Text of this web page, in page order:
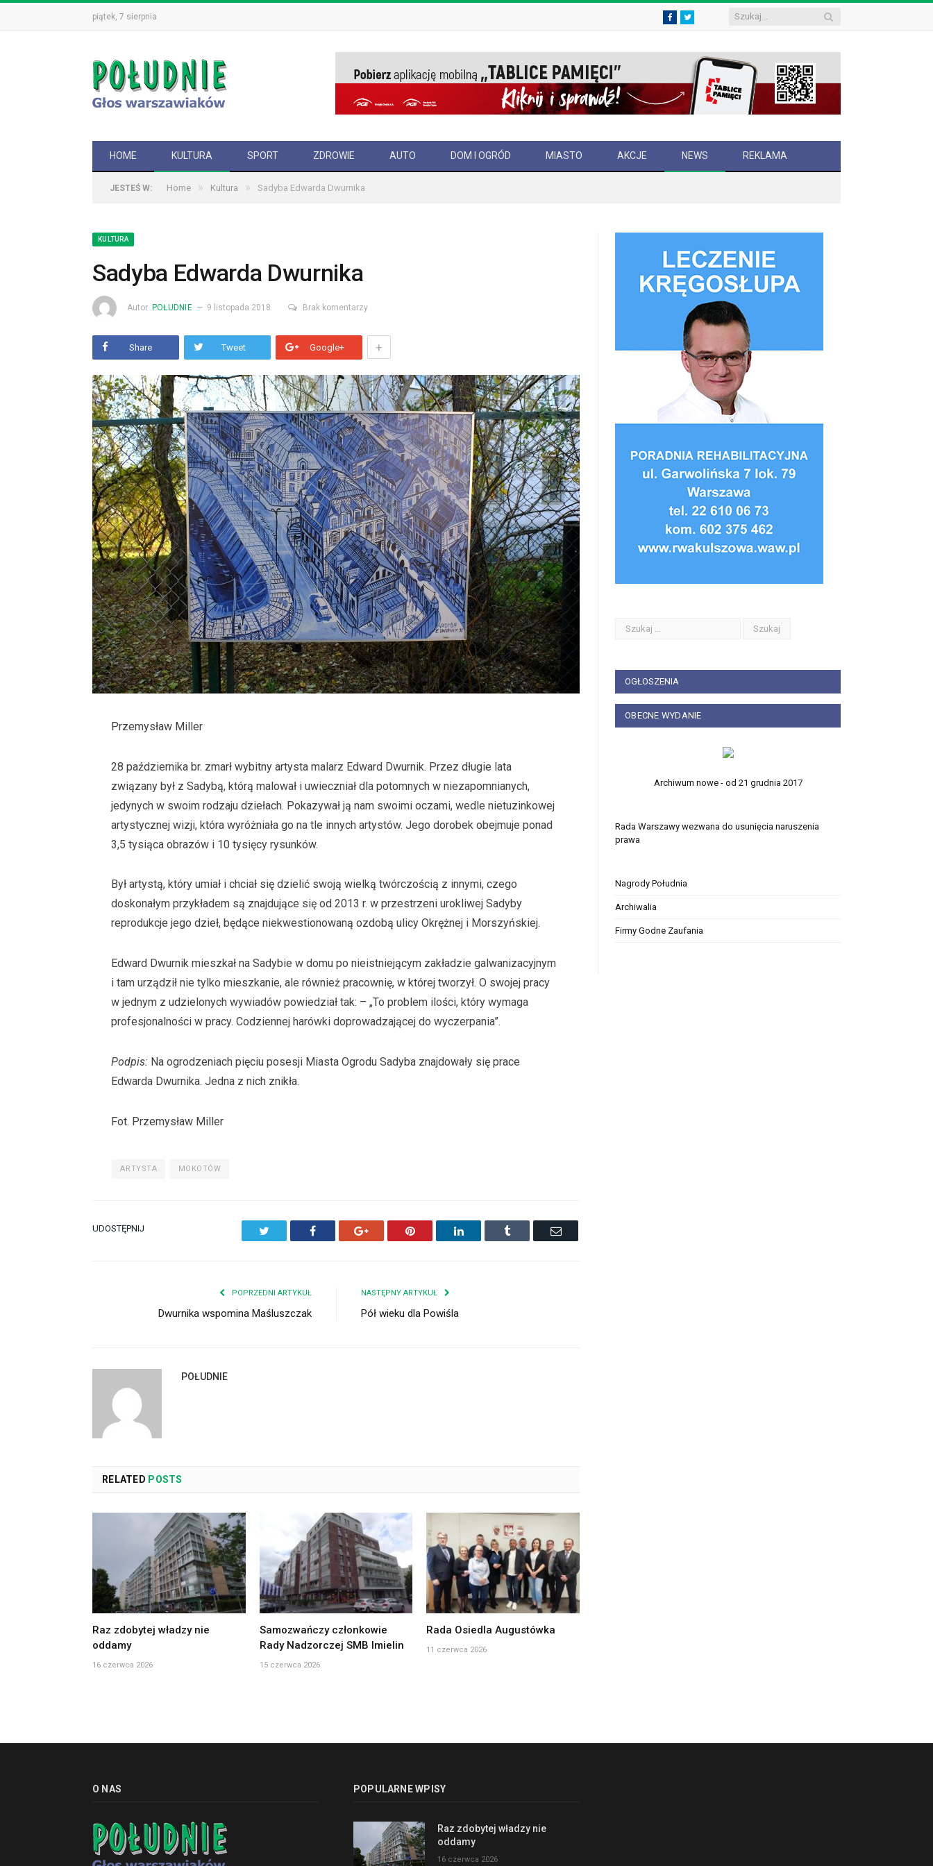
piątek, 7 sierpnia FacebookTwitter
HOME KULTURA SPORT ZDROWIE AUTO DOM I OGRÓD MIASTO AKCJE NEWS REKLAMA
JESTEŚ W: Home » Kultura » Sadyba Edwarda Dwurnika
KULTURA
Sadyba Edwarda Dwurnika
Autor POŁUDNIE 9 listopada 2018 Brak komentarzy
Share Tweet Google+ +
Przemysław Miller
28 października br. zmarł wybitny artysta malarz Edward Dwurnik. Przez długie lata
związany był z Sadybą, którą malował i uwieczniał dla potomnych w niezapomnianych,
jedynych w swoim rodzaju dziełach. Pokazywał ją nam swoimi oczami, wedle nietuzinkowej
artystycznej wizji, która wyróżniała go na tle innych artystów. Jego dorobek obejmuje ponad
3,5 tysiąca obrazów i 10 tysięcy rysunków.
Był artystą, który umiał i chciał się dzielić swoją wielką twórczością z innymi, czego
doskonałym przykładem są znajdujące się od 2013 r. w przestrzeni urokliwej Sadyby
reprodukcje jego dzieł, będące niekwestionowaną ozdobą ulicy Okrężnej i Morszyńskiej.
Edward Dwurnik mieszkał na Sadybie w domu po nieistniejącym zakładzie galwanizacyjnym
i tam urządził nie tylko mieszkanie, ale również pracownię, w której tworzył. O swojej pracy
w jednym z udzielonych wywiadów powiedział tak: – „To problem ilości, który wymaga
profesjonalności w pracy. Codziennej harówki doprowadzającej do wyczerpania”.
Podpis: Na ogrodzeniach pięciu posesji Miasta Ogrodu Sadyba znajdowały się prace
Edwarda Dwurnika. Jedna z nich znikła.
Fot. Przemysław Miller
ARTYSTA MOKOTÓW
UDOSTĘPNIJ Facebook Google+ Pinterest LinkedIn Tumblr Email
POPRZEDNI ARTYKUŁ
Dwurnika wspomina Maśluszczak
NASTĘPNY ARTYKUŁ
Pół wieku dla Powiśla
POŁUDNIE
RELATED POSTS
Raz zdobytej władzy nie
oddamy
16 czerwca 2026
Samozwańczy członkowie
Rady Nadzorczej SMB Imielin
15 czerwca 2026
Rada Osiedla Augustówka
11 czerwca 2026
OGŁOSZENIA
OBECNE WYDANIE
Archiwum nowe - od 21 grudnia 2017
Rada Warszawy wezwana do usunięcia naruszenia
prawa
Nagrody Południa
Archiwalia
Firmy Godne Zaufania
O NAS POPULARNE WPISY
Raz zdobytej władzy nie
oddamy
16 czerwca 2026